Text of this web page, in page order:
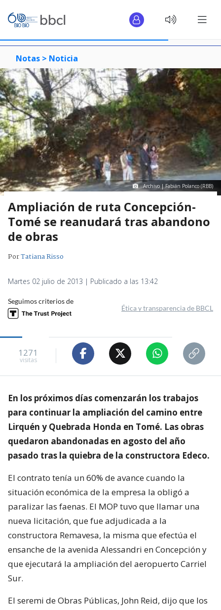
Notas > Noticia
Archivo | Fabián Polanco (RBB)
Ampliación de ruta Concepción-
Tomé se reanudará tras abandono
de obras
PorTatiana Risso
Martes 02 julio de 2013 | Publicado a las 13:42
Seguimos criterios de
Ética y transparencia de BBCL
1271
visitas
En los próximos días comenzarán los trabajos
para continuar la ampliación del camino entre
Lirquén y Quebrada Honda en Tomé. Las obras
quedaron abandonadas en agosto del año
pasado tras la quiebra de la constructora Edeco.
El contrato tenía un 60% de avance cuando la
situación económica de la empresa la obligó a
paralizar las faenas. El MOP tuvo que llamar una
nueva licitación, que fue adjudicada a la
constructora Remavesa, la misma que efectúa el
ensanche de la avenida Alessandri en Concepción y
que ejecutará la ampliación del aeropuerto Carriel
Sur.
El seremi de Obras Públicas, John Reid, dijo que los